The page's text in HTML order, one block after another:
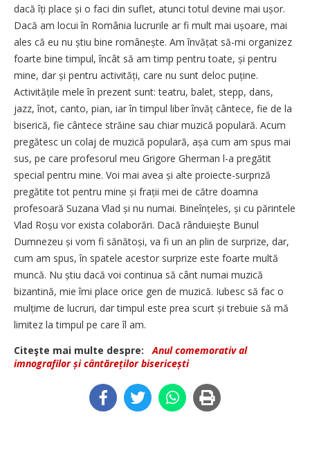
dacă îți place și o faci din suflet, atunci totul devine mai ușor.
Dacă am locui în România lucrurile ar fi mult mai ușoare, mai
ales că eu nu știu bine românește. Am învățat să-mi organizez
foarte bine timpul, încât să am timp pentru toate, și pentru
mine, dar și pentru activități, care nu sunt deloc puține.
Activitățile mele în prezent sunt: teatru, balet, stepp, dans,
jazz, înot, canto, pian, iar în timpul liber învăț cântece, fie de la
biserică, fie cântece străine sau chiar muzică populară. Acum
pregătesc un colaj de muzică populară, așa cum am spus mai
sus, pe care profesorul meu Grigore Gherman l-a pregătit
special pentru mine. Voi mai avea și alte proiecte-surpriză
pregătite tot pentru mine și frații mei de către doamna
profesoară Suzana Vlad și nu numai. Bineînțeles, și cu părintele
Vlad Roșu vor exista colaborări. Dacă rânduiește Bunul
Dumnezeu și vom fi sănătoși, va fi un an plin de surprize, dar,
cum am spus, în spatele acestor surprize este foarte multă
muncă. Nu știu dacă voi continua să cânt numai muzică
bizantină, mie îmi place orice gen de muzică. Iubesc să fac o
mulțime de lucruri, dar timpul este prea scurt și trebuie să mă
limitez la timpul pe care îl am.
Citeşte mai multe despre:
Anul comemorativ al
imnografilor și cântăreților bisericești